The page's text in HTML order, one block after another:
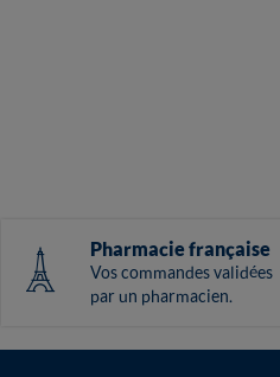
Pharmacie française
Vos commandes validées
par un pharmacien.